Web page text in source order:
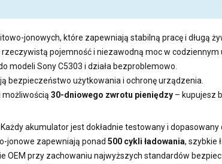
jonowych, które zapewniają stabilną pracę i długą
pojemność i niezawodną moc w codziennym
modeli Sony C5303 i działa bezproblemowo.
użytkowania i ochronę urządzenia.
możliwością 30-dniowego zwrotu pieniędzy – kupujesz
akumulator jest dokładnie testowany i dopasowany
jonowe zapewniają ponad 500 cykli ładowania, szybkie
przy zachowaniu najwyższych standardów